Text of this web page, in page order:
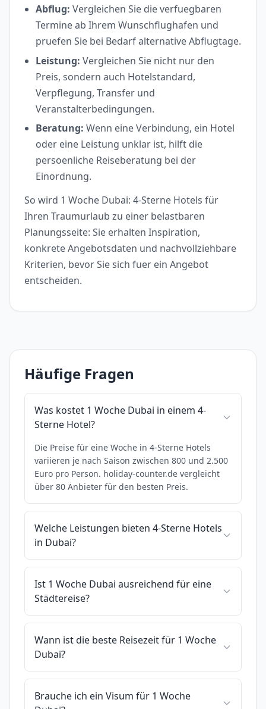
Abflug: Vergleichen Sie die verfuegbaren
Termine ab Ihrem Wunschflughafen und
pruefen Sie bei Bedarf alternative Abflugtage.
Leistung: Vergleichen Sie nicht nur den
Preis, sondern auch Hotelstandard,
Verpflegung, Transfer und
Veranstalterbedingungen.
Beratung: Wenn eine Verbindung, ein Hotel
oder eine Leistung unklar ist, hilft die
persoenliche Reiseberatung bei der
Einordnung.
So wird 1 Woche Dubai: 4-Sterne Hotels für
Ihren Traumurlaub zu einer belastbaren
Planungsseite: Sie erhalten Inspiration,
konkrete Angebotsdaten und nachvollziehbare
Kriterien, bevor Sie sich fuer ein Angebot
entscheiden.
Häufige Fragen
Was kostet 1 Woche Dubai in einem 4-
Sterne Hotel?
Die Preise für eine Woche in 4-Sterne Hotels
variieren je nach Saison zwischen 800 und 2.500
Euro pro Person. holiday-counter.de vergleicht
über 80 Anbieter für den besten Preis.
Welche Leistungen bieten 4-Sterne Hotels
in Dubai?
Ist 1 Woche Dubai ausreichend für eine
Städtereise?
Wann ist die beste Reisezeit für 1 Woche
Dubai?
Brauche ich ein Visum für 1 Woche